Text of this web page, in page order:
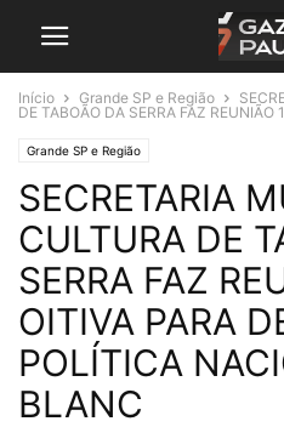
Início Grande SP e Região
DE TABOÃO DA SERRA FAZ REUNIÃO
Grande SP e Região
SECRETARIA
CULTURA DE
SERRA FAZ
OITIVA PARA
POLÍTICA
BLANC